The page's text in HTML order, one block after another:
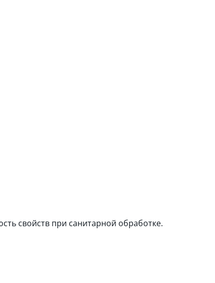
свойств при санитарной обработке.